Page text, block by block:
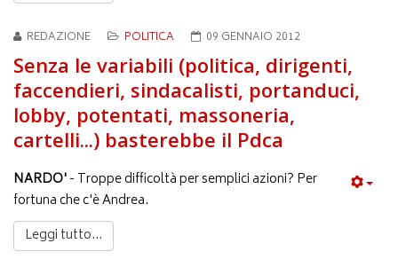
REDAZIONE POLITICA 09 GENNAIO 2012
Senza le variabili (politica, dirigenti,
faccendieri, sindacalisti, portanduci,
lobby, potentati, massoneria,
cartelli...) basterebbe il Pdca
NARDO'- Troppe difficoltà per semplici azioni? Per
fortuna che c'è Andrea.
Leggi tutto...